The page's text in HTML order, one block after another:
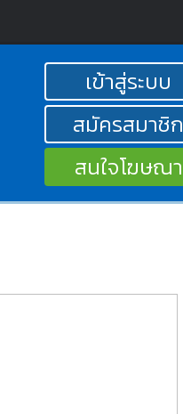
เข้าสู่ระบบ
สมัครสมาชิก
สนใจโฆษณา